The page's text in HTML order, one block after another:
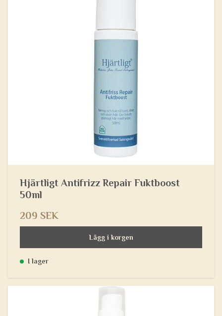
Hjärtligt Antifrizz Repair Fuktboost
50ml
209 SEK
Lägg i korgen
I lager